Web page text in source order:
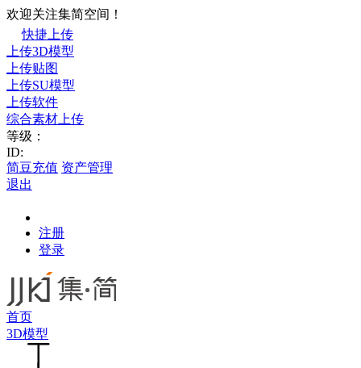
欢迎关注集简空间！
快捷上传
上传3D模型
上传贴图
上传SU模型
上传软件
综合素材上传
等级：
ID:
简豆充值 资产管理
退出
注册
登录
首页
3D模型